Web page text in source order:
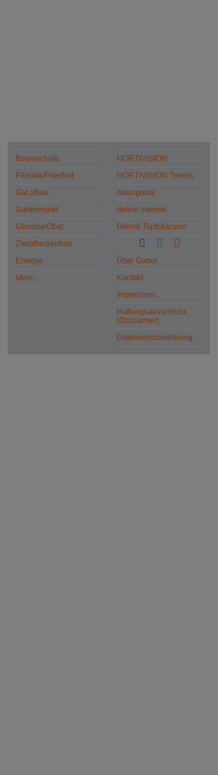
Baumschule
Floristik/Friedhof
GaLaBau
Gartenmarkt
Gemüse/Obst
Zierpflanzenbau
Energie
Mehr...
HORTIVISION
HORTIVISION Trends
Naturportal
dehne internet
Dehne Topfpflanzen
Über Gabot
Kontakt
Impressum
Haftungsausschluss
(Disclaimer)
Datenschutzerklärung